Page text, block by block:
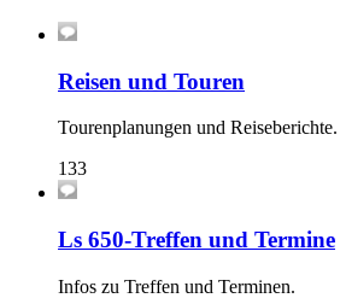
Reisen und Touren
Tourenplanungen und Reiseberichte.
133
Ls 650-Treffen und Termine
Infos zu Treffen und Terminen.